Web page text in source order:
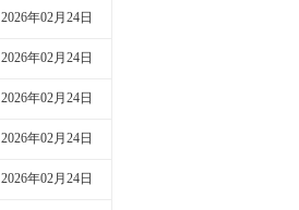
2026年02月24日
2026年02月24日
2026年02月24日
2026年02月24日
2026年02月24日